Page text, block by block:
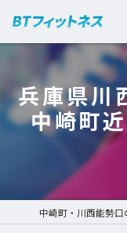
兵庫県川
中崎町